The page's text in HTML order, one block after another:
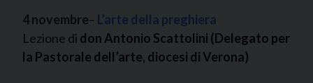
4 novembre– L’arte della preghiera
Lezione di don Antonio Scattolini (Delegato per
la Pastorale dell’arte, diocesi di Verona)